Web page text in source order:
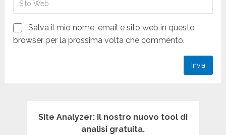
Salva il mio nome, email e sito web in questo
browser per la prossima volta che commento.
Site Analyzer: il nostro nuovo tool di
analisi gratuita.